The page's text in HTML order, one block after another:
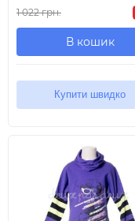
1 022 грн.
В кошик
Купити швидко